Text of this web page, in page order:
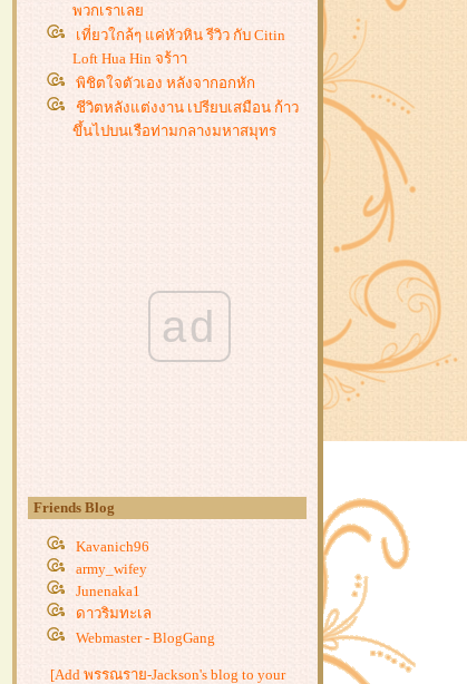
พวกเราเล
เที่ยวใกล้ๆ แค่หัวหิน รีวิว กับ Citin
Loft Hua Hin จร้าา
พิชิตใจตัวเอง หลังจากอกหัก
ชีวิตหลังแต่งงาน เปรียบเสมือน ก้าว
ขึ้นไปบนเรือท่ามกลางมหาสมุทร
ad
Friends Blog
Kavanich96
army_wifey
Junenaka1
ดาวริมทะเล
Webmaster - BlogGang
[Add พรรณราย-Jackson's blog to your